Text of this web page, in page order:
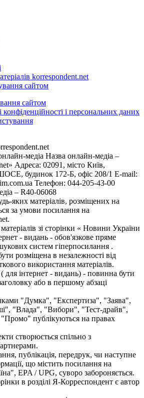
korrespondent.net
сайтом
сайтом
конфіденційності і персональних даних
медіа Назва онлайн-медіа –
Адреса: 02091, місто Київ,
будинок 172-Б, офіс 208/1 E-mail:
Телефон: 044-205-43-00
– R40-06068
яких матеріалів, розміщених на
за умови посилання на
зі сторінки « Новини України
- видань - обов'язкове пряме
систем гіперпосилання .
розміщена в незалежності від
використання матеріалів.
для інтернет - видань) - повинна бути
або в першому абзаці
"Думка", "Експертиза", "Заява",
"Влада", "Вибори", "Тест-драйв",
публікуються на правах
створюється спільно з
публікація, передрук, чи наступне
що містить посилання на
EPA / UPG, суворо забороняється.
в розділі Я-Корреспондент є автор